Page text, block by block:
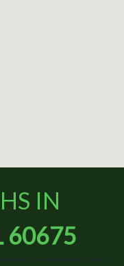
IN
60675